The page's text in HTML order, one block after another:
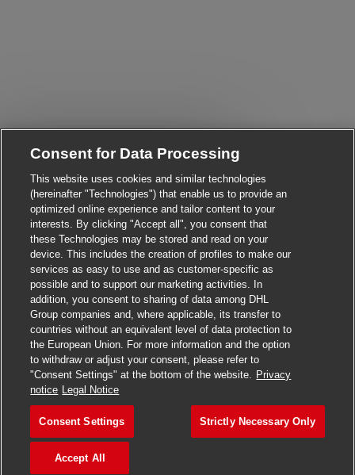
Apply for this job
Save job Responsable commercial
Consent for Data Processing
This website uses cookies and similar technologies
(hereinafter "Technologies") that enable us to provide an
optimized online experience and tailor content to your
interests. By clicking "Accept all", you consent that
these Technologies may be stored and read on your
device. This includes the creation of profiles to make our
services as easy to use and as customer-specific as
possible and to support our marketing activities. In
addition, you consent to sharing of data among DHL
Group companies and, where applicable, its transfer to
countries without an equivalent level of data protection to
the European Union. For more information and the option
to withdraw or adjust your consent, please refer to
"Consent Settings" at the bottom of the website. Privacy
notice Legal Notice
Consent Settings Strictly Necessary Only
Accept All
There!
Close chatbot
I'm interested Similar Jobs